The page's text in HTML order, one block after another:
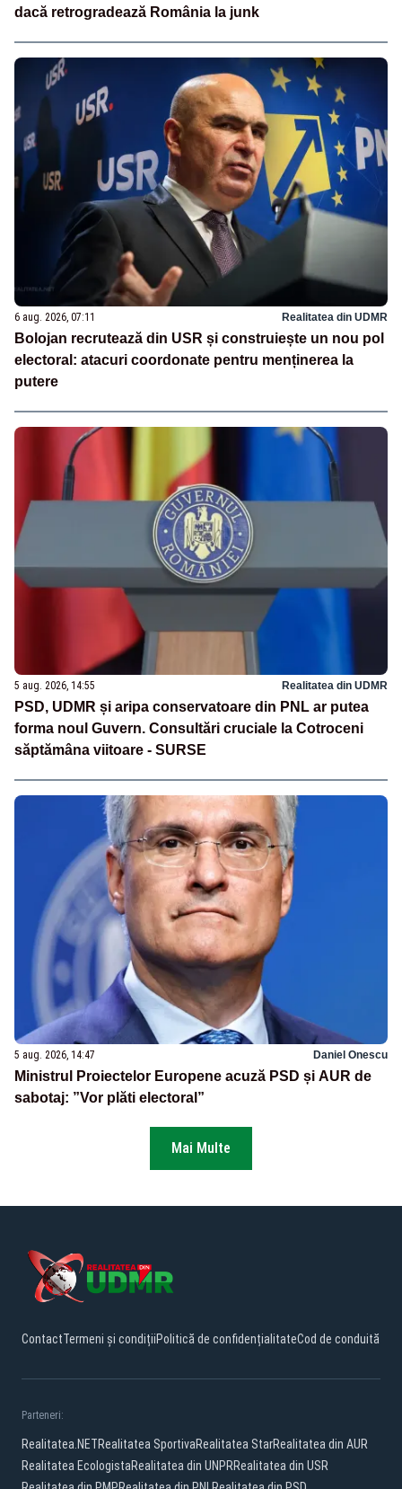
dacă retrogradează România la junk
6 aug. 2026, 07:11 Realitatea din UDMR
Bolojan recrutează din USR și construiește un nou pol
electoral: atacuri coordonate pentru menținerea la
putere
5 aug. 2026, 14:55 Realitatea din UDMR
PSD, UDMR și aripa conservatoare din PNL ar putea
forma noul Guvern. Consultări cruciale la Cotroceni
săptămâna viitoare - SURSE
5 aug. 2026, 14:47 Daniel Onescu
Ministrul Proiectelor Europene acuză PSD și AUR de
sabotaj: ”Vor plăti electoral”
Mai Multe
ContactTermeni și condițiiPolitică de confidențialitateCod de conduită
Parteneri:
Realitatea.NETRealitatea SportivaRealitatea StarRealitatea din AUR
Realitatea EcologistaRealitatea din UNPRRealitatea din USR